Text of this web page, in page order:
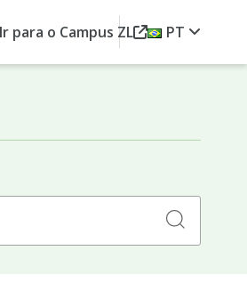
Ir para o Campus ZL PT
Search
for: